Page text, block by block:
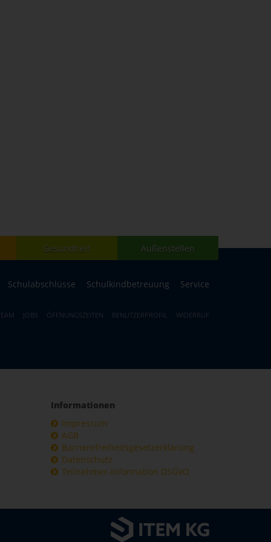
Gesundheit Außenstellen
Schulabschlüsse Schulkindbetreuung Service
JOBS ÖFFNUNGSZEITEN BENUTZERPROFIL WIDERRUF
Informationen
Impressum
AGB
Barrierefreiheitsgesetzerklärung
Datenschutz
Teilnehmer-Information DSGVO